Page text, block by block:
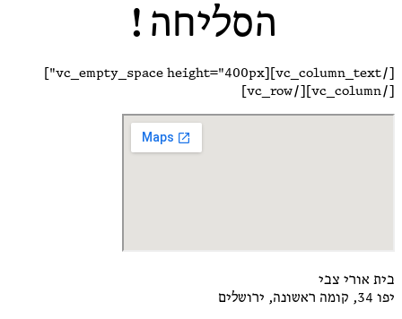
הסליחה!
[/vc_column_text][vc_empty_space height="400px"]
[/vc_column][/vc_row]
בית אורי צבי
יפו 34, קומה ראשונה, ירושלים